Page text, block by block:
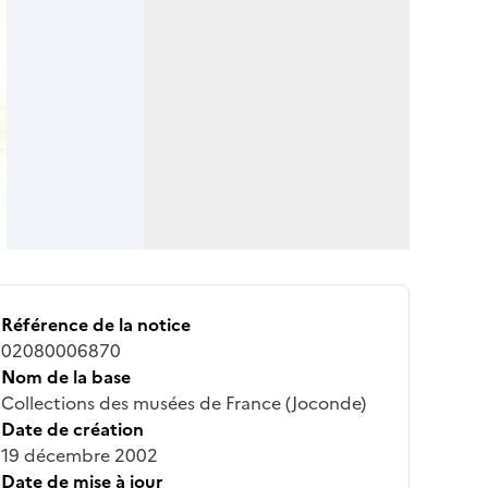
Référence de la notice
02080006870
Nom de la base
Collections des musées de France (Joconde)
Date de création
19 décembre 2002
Date de mise à jour